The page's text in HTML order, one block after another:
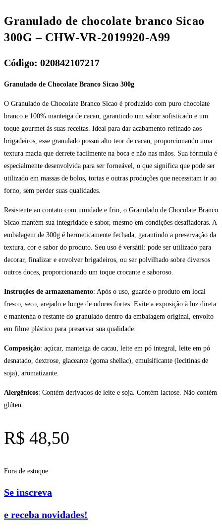
Granulado de chocolate branco Sicao
300G – CHW-VR-2019920-A99
Código: 020842107217
Granulado de Chocolate Branco Sicao 300g
O Granulado de Chocolate Branco Sicao é produzido com puro chocolate
branco e 100% manteiga de cacau, garantindo um sabor sofisticado e um
toque gourmet às suas receitas. Ideal para dar acabamento refinado aos
brigadeiros, esse granulado possui alto teor de cacau, proporcionando uma
textura macia que derrete facilmente na boca e não nas mãos. Sua fórmula é
especialmente desenvolvida para ser forneável, o que significa que pode ser
utilizado em massas de bolos, tortas e outras produções que necessitam ir ao
forno, sem perder suas qualidades.
Resistente ao contato com umidade e frio, o Granulado de Chocolate Branco
Sicao mantém sua integridade e sabor, mesmo em condições desafiadoras. A
embalagem de 300g é hermeticamente fechada, garantindo a preservação da
textura, cor e sabor do produto. Seu uso é versátil: pode ser utilizado para
decorar, finalizar e envolver brigadeiros, ou ser polvilhado sobre diversos
outros doces, proporcionando um toque crocante e saboroso.
Instruções de armazenamento: Após o uso, guarde o produto em local
fresco, seco, arejado e longe de odores fortes. Evite a exposição à luz direta
e mantenha o restante do granulado dentro da embalagem original, envolto
em filme plástico para preservar sua qualidade.
Composição: açúcar, manteiga de cacau, leite em pó integral, leite em pó
desnatado, dextrose, glaceante (goma shellac), emulsificante (lecitinas de
soja), aromatizante.
Alergênicos: Contém derivados de leite e soja. Contém lactose. Não contém
glúten.
R$ 48,50
Fora de estoque
Se inscreva
e receba novidades!